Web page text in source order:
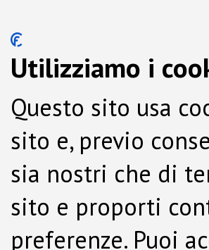
Utilizziamo i
Questo sito usa
sito e, previo
sia nostri che di
sito e proporti
preferenze. Puoi